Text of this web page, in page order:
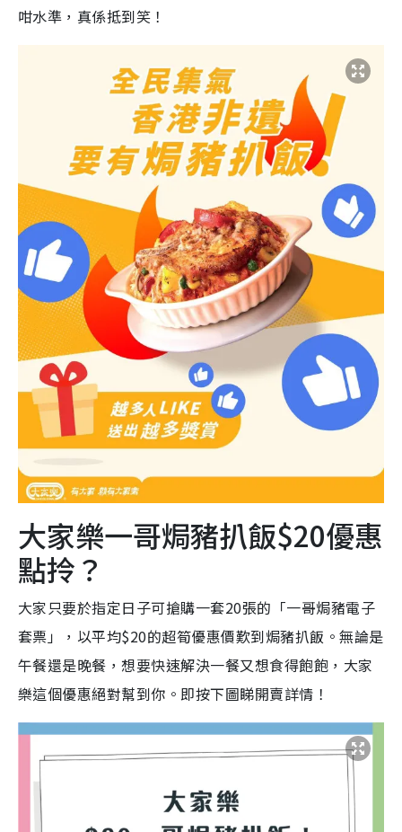
咁水準，真係抵到笑！
大家樂一哥焗豬扒飯$20優惠
點拎？
大家只要於指定日子可搶購一套20張的「一哥焗豬電子
套票」，以平均$20的超筍優惠價歎到焗豬扒飯。無論是
午餐還是晚餐，想要快速解決一餐又想食得飽飽，大家
樂這個優惠絕對幫到你。即按下圖睇開賣詳情！